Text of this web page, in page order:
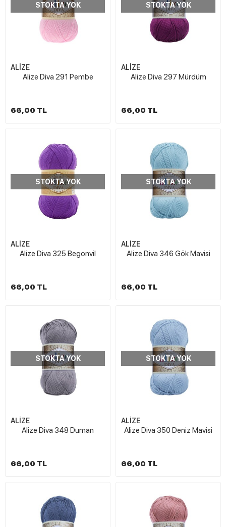
STOKTA YOK
ALİZE
Alize Diva 291 Pembe
66,00 TL
STOKTA YOK
ALİZE
Alize Diva 297 Mürdüm
66,00 TL
STOKTA YOK
ALİZE
Alize Diva 325 Begonvil
66,00 TL
STOKTA YOK
ALİZE
Alize Diva 346 Gök Mavisi
66,00 TL
STOKTA YOK
ALİZE
Alize Diva 348 Duman
66,00 TL
STOKTA YOK
ALİZE
Alize Diva 350 Deniz Mavisi
66,00 TL